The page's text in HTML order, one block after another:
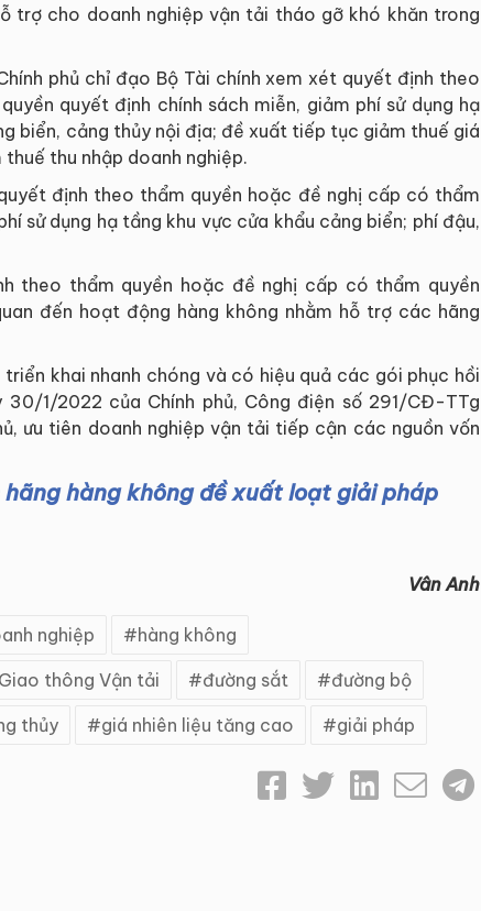
trợ cho doanh nghiệp vận tải tháo gỡ khó khăn trong
phủ chỉ đạo Bộ Tài chính xem xét quyết định theo
quyết định chính sách miễn, giảm phí sử dụng hạ
biển, cảng thủy nội địa; đề xuất tiếp tục giảm thuế giá
thu nhập doanh nghiệp.
định theo thẩm quyền hoặc đề nghị cấp có thẩm
sử dụng hạ tầng khu vực cửa khẩu cảng biển; phí đậu,
theo thẩm quyền hoặc đề nghị cấp có thẩm quyền
đến hoạt động hàng không nhằm hỗ trợ các hãng
khai nhanh chóng và có hiệu quả các gói phục hồi
30/1/2022 của Chính phủ, Công điện số 291/CĐ-TTg
ưu tiên doanh nghiệp vận tải tiếp cận các nguồn vốn
hàng không đề xuất loạt giải pháp
Vân Anh
nghiệp hàng không
thông Vận tải đường sắt đường bộ
thủy giá nhiên liệu tăng cao giải pháp